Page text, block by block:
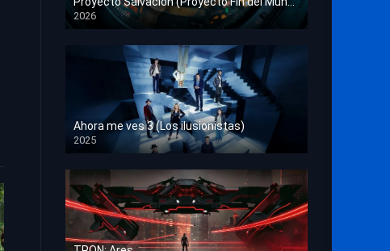
2026
HD 1080p
Ahora me ves 3 (Los ilusionistas)
2025
HD 1080p